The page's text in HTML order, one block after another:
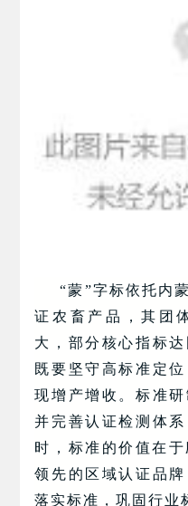
“蒙”字标依托内
证农畜产品，其团
大，部分核心指标
既要坚守高标准定
现增产增收。标准
并完善认证检测体
时，标准的价值在
领先的区域认证品
落实标准，巩固行业